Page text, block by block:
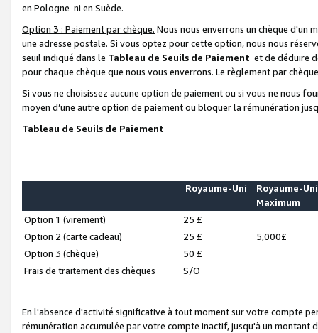
en Pologne ni en Suède.
Option 3 : Paiement par chèque. Nous nous enverrons un chèque d'un
une adresse postale. Si vous optez pour cette option, nous nous
seuil indiqué dans le Tableau de Seuils de Paiement et de déduire
pour chaque chèque que nous vous enverrons. Le règlement par
Si vous ne choisissez aucune option de paiement ou si vous ne nous
moyen d’une autre option de paiement ou bloquer la rémunération
Tableau de Seuils de Paiement
Royaume-Uni
Royaume-Uni
Maximum
Option 1 (virement)
25 £
Option 2 (carte cadeau)
25 £
5,000£
Option 3 (chèque)
50 £
Frais de traitement des chèques
S/O
En l'absence d'activité significative à tout moment sur votre compte
rémunération accumulée par votre compte inactif, jusqu'à un montant